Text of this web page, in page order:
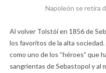
Napoleón se retira
Al volver Tolstói en 1856 de
los favoritos de la alta
como uno de los “héroes” que
sangrientas de Sebastopol y al